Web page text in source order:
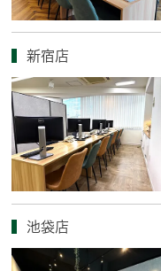
新宿店
池袋店